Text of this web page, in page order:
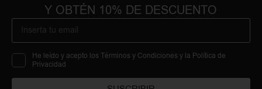
Y OBTÉN 10% DE DESCUENTO
He leído y acepto los Términos y Condiciones y la Política de
Privacidad